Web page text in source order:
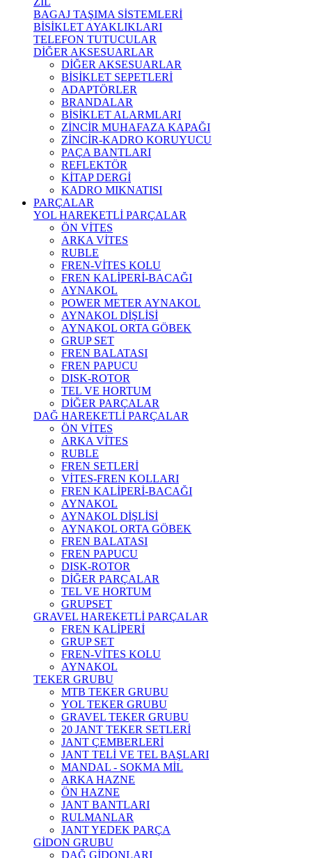
BAGAJ TAŞIMA SİSTEMLERİ
BİSİKLET AYAKLIKLARI
TELEFON TUTUCULAR
DİĞER AKSESUARLAR
DİĞER AKSESUARLAR
BİSİKLET SEPETLERİ
ADAPTÖRLER
BRANDALAR
BİSİKLET ALARMLARI
ZİNCİR MUHAFAZA KAPAĞI
ZİNCİR-KADRO KORUYUCU
PAÇA BANTLARI
REFLEKTÖR
KİTAP DERGİ
KADRO MIKNATISI
PARÇALAR
YOL HAREKETLİ PARÇALAR
ÖN VİTES
ARKA VİTES
RUBLE
FREN-VİTES KOLU
FREN KALİPERİ-BACAĞI
AYNAKOL
POWER METER AYNAKOL
AYNAKOL DİŞLİSİ
AYNAKOL ORTA GÖBEK
GRUP SET
FREN BALATASI
FREN PAPUCU
DISK-ROTOR
TEL VE HORTUM
DİĞER PARÇALAR
DAĞ HAREKETLİ PARÇALAR
ÖN VİTES
ARKA VİTES
RUBLE
FREN SETLERİ
VİTES-FREN KOLLARI
FREN KALİPERİ-BACAĞI
AYNAKOL
AYNAKOL DİŞLİSİ
AYNAKOL ORTA GÖBEK
FREN BALATASI
FREN PAPUCU
DISK-ROTOR
DİĞER PARÇALAR
TEL VE HORTUM
GRUPSET
GRAVEL HAREKETLİ PARÇALAR
FREN KALİPERİ
GRUP SET
FREN-VİTES KOLU
AYNAKOL
TEKER GRUBU
MTB TEKER GRUBU
YOL TEKER GRUBU
GRAVEL TEKER GRUBU
20 JANT TEKER SETLERİ
JANT ÇEMBERLERİ
JANT TELİ VE TEL BAŞLARI
MANDAL - SOKMA MİL
ARKA HAZNE
ÖN HAZNE
JANT BANTLARI
RULMANLAR
JANT YEDEK PARÇA
GİDON GRUBU
DAĞ GİDONLARI